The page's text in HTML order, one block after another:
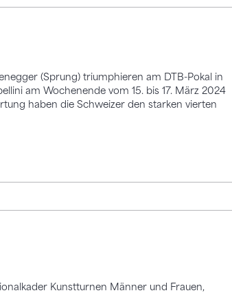
(Sprung) triumphieren am DTB-Pokal in
am Wochenende vom 15. bis 17. März 2024
haben die Schweizer den starken vierten
Kunstturnen Männer und Frauen,